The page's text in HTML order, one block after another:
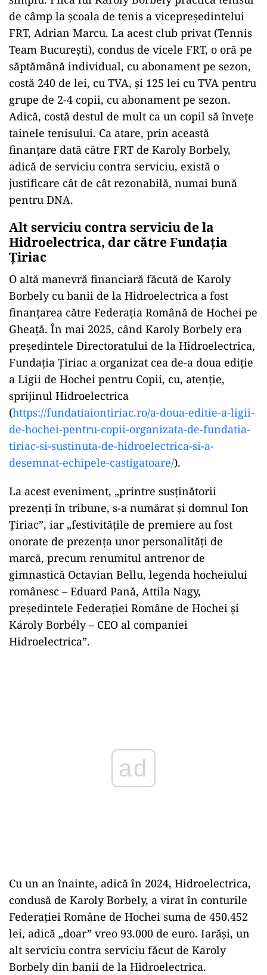
de câmp la școala de tenis a vicepreședintelui
FRT, Adrian Marcu. La acest club privat (Tennis
Team București), condus de vicele FRT, o oră pe
săptămână individual, cu abonament pe sezon,
costă 240 de lei, cu TVA, și 125 lei cu TVA pentru
grupe de 2-4 copii, cu abonament pe sezon.
Adică, costă destul de mult ca un copil să învețe
tainele tenisului. Ca atare, prin această
finanțare dată către FRT de Karoly Borbely,
adică de serviciu contra serviciu, există o
justificare cât de cât rezonabilă, numai bună
pentru DNA.
Alt serviciu contra serviciu de la
Hidroelectrica, dar către Fundația
Țiriac
O altă manevră financiară făcută de Karoly
Borbely cu banii de la Hidroelectrica a fost
finanțarea către Federația Română de Hochei pe
Gheață. În mai 2025, când Karoly Borbely era
președintele Directoratului de la Hidroelectrica,
Fundația Țiriac a organizat cea de-a doua ediție
a Ligii de Hochei pentru Copii, cu, atenție,
sprijinul Hidroelectrica
(https://fundatiaiontiriac.ro/a-doua-editie-a-ligii-
de-hochei-pentru-copii-organizata-de-fundatia-
tiriac-si-sustinuta-de-hidroelectrica-si-a-
desemnat-echipele-castigatoare/).
La acest eveniment, „printre susținătorii
prezenți în tribune, s-a numărat și domnul Ion
Țiriac”, iar „festivitățile de premiere au fost
onorate de prezența unor personalități de
marcă, precum renumitul antrenor de
gimnastică Octavian Bellu, legenda hocheiului
românesc – Eduard Pană, Attila Nagy,
președintele Federației Române de Hochei și
Károly Borbély – CEO al companiei
Hidroelectrica”.
ad
Cu un an înainte, adică în 2024, Hidroelectrica,
condusă de Karoly Borbely, a virat în conturile
Federației Române de Hochei suma de 450.452
lei, adică „doar” vreo 93.000 de euro. Iarăși, un
alt serviciu contra serviciu făcut de Karoly
Borbely din banii de la Hidroelectrica.